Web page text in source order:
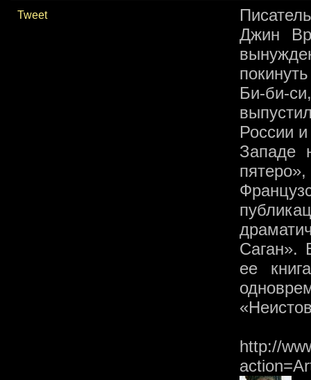
Tweet
Джин
Би-би-
России
Западе
Саган».
ее
http://